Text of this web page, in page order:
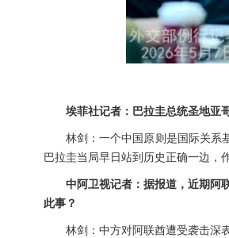
埃菲社记者：巴拉圭总统圣地亚
林剑：一个中国原则是国际关系
巴拉圭当局早日站到历史正确一边，
中阿卫视记者：据报道，近期阿
此事？
林剑：中方对阿联酋遭受袭击深